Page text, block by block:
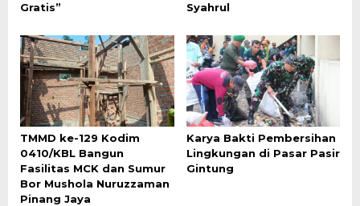
Gratis”
Syahrul
TMMD ke-129 Kodim
0410/KBL Bangun
Fasilitas MCK dan Sumur
Bor Mushola Nuruzzaman
Pinang Jaya
Karya Bakti Pembersihan
Lingkungan di Pasar Pasir
Gintung